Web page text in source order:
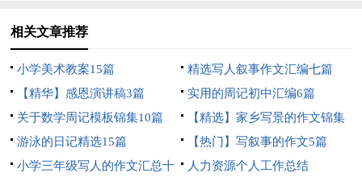
相关文章推荐
小学美术教案15篇
精选写人叙事作文汇编七篇
【精华】感恩演讲稿3篇
实用的周记初中汇编6篇
关于数学周记模板锦集10篇
【精选】家乡写景的作文锦集
5篇
游泳的日记精选15篇
【热门】写叙事的作文5篇
小学三年级写人的作文汇总十
人力资源个人工作总结